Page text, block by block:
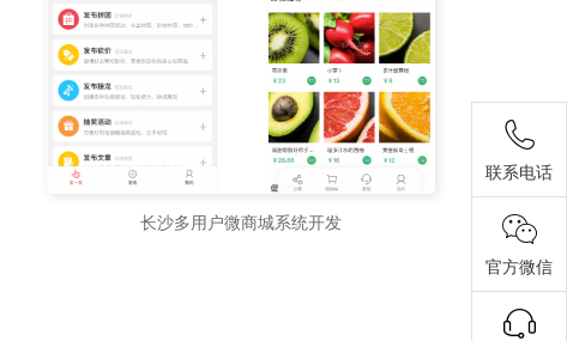
长沙多用户微商城系统开发
联系电话
官方微信